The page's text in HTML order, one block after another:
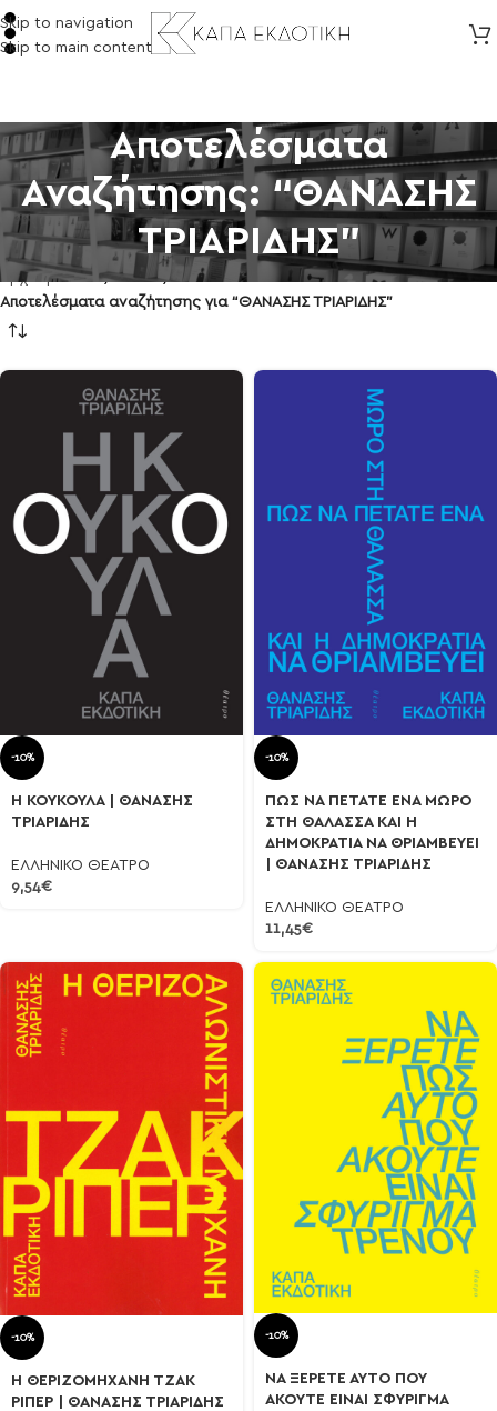
Skip to navigation
Skip to main content
Αποτελέσματα
Αναζήτησης: “ΘΑΝΑΣΗΣ
ΤΡΙΑΡΙΔΗΣ”
Αρχική σελίδα/eSHOP
Αποτελέσματα αναζήτησης για “ΘΑΝΑΣΗΣ ΤΡΙΑΡΙΔΗΣ”
-10%
Η ΚΟΥΚΟΥΛΑ | ΘΑΝΑΣΗΣ
ΤΡΙΑΡΙΔΗΣ
ΕΛΛΗΝΙΚΟ ΘΕΑΤΡΟ
9,54€
-10%
ΠΩΣ ΝΑ ΠΕΤΑΤΕ ΕΝΑ ΜΩΡΟ
ΣΤΗ ΘΑΛΑΣΣΑ ΚΑΙ Η
ΔΗΜΟΚΡΑΤΙΑ ΝΑ ΘΡΙΑΜΒΕΥΕΙ
| ΘΑΝΑΣΗΣ ΤΡΙΑΡΙΔΗΣ
ΕΛΛΗΝΙΚΟ ΘΕΑΤΡΟ
11,45€
-10%
Η ΘΕΡΙΖΟΜΗΧΑΝΗ ΤΖΑΚ
ΡΙΠΕΡ | ΘΑΝΑΣΗΣ ΤΡΙΑΡΙΔΗΣ
-10%
ΝΑ ΞΕΡΕΤΕ ΑΥΤΟ ΠΟΥ
ΑΚΟΥΤΕ ΕΙΝΑΙ ΣΦΥΡΙΓΜΑ